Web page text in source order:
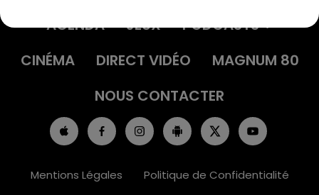
AGENDA
JEUX
PODCASTS
CINÉMA
DIRECT VIDÉO
MAGNUM 80
NOUS CONTACTER
Mentions Légales Politique de Confidentialité